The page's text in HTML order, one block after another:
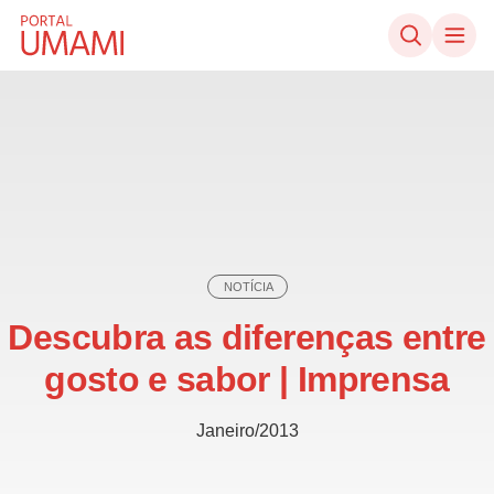
Ir direto ao conteúdo
NOTÍCIA
Descubra as diferenças entre
gosto e sabor | Imprensa
Janeiro/2013